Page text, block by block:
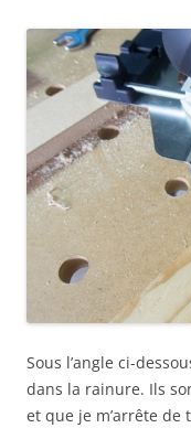
Sous l’angle ci-
dans la rainure. Ils
et que je m’arrête de